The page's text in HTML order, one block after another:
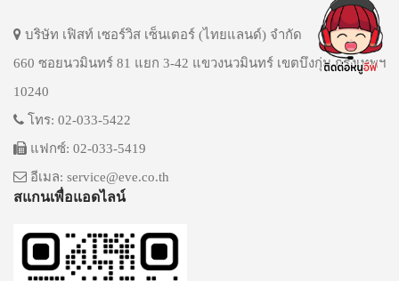
บริษัท เฟิสท์ เซอร์วิส เซ็นเตอร์ (ไทยแลนด์) จำกัด
660 ซอยนวมินทร์ 81 แยก 3-42 แขวงนวมินทร์ เขตบึงกุ่ม กรุงเทพฯ
10240
โทร: 02-033-5422
แฟกซ์: 02-033-5419
อีเมล: service@eve.co.th
สแกนเพื่อแอดไลน์